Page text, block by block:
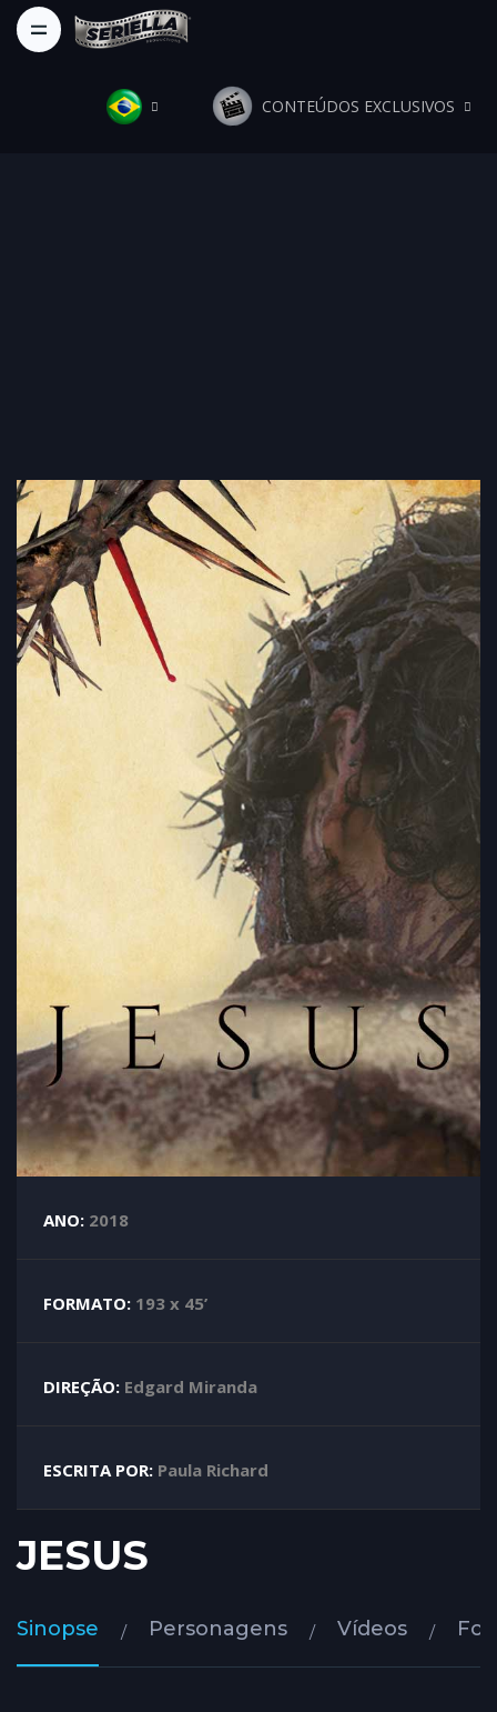
CONTEÚDOS EXCLUSIVOS
ANO: 2018
FORMATO: 193 x 45’
DIREÇÃO: Edgard Miranda
ESCRITA POR: Paula Richard
JESUS
Sinopse Personagens Vídeos